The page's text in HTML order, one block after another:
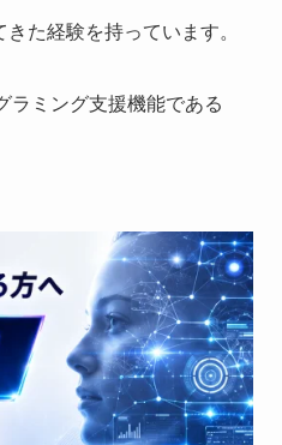
た経験を持っています。
ラミング支援機能である